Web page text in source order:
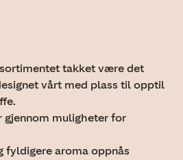
takket være det
vårt med plass til opptil
gjennom muligheter for
fyldigere aroma oppnås